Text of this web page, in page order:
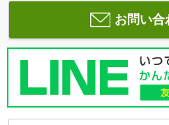
お問い合